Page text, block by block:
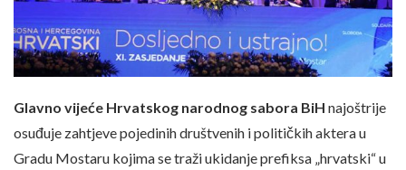
Glavno vijeće Hrvatskog narodnog sabora BiH najoštrije
osuđuje zahtjeve pojedinih društvenih i političkih aktera u
Gradu Mostaru kojima se traži ukidanje prefiksa „hrvatski“ u